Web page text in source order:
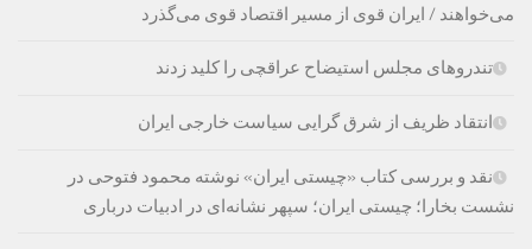
می‌خواهند / ایران قوی از مسیر اقتصاد قوی می‌گذرد
تندروهای مجلس استیضاح عراقچی را کلید زدند
انتقاد ظریف از شرق گرایی سیاست خارجی ایران
نقد و بررسی کتاب «چیستی ایران» نوشته محمود فتوحی در
نشست بخارا؛ چیستی ایران؛ سپهر نشانه‌ای در ادبیات درباری